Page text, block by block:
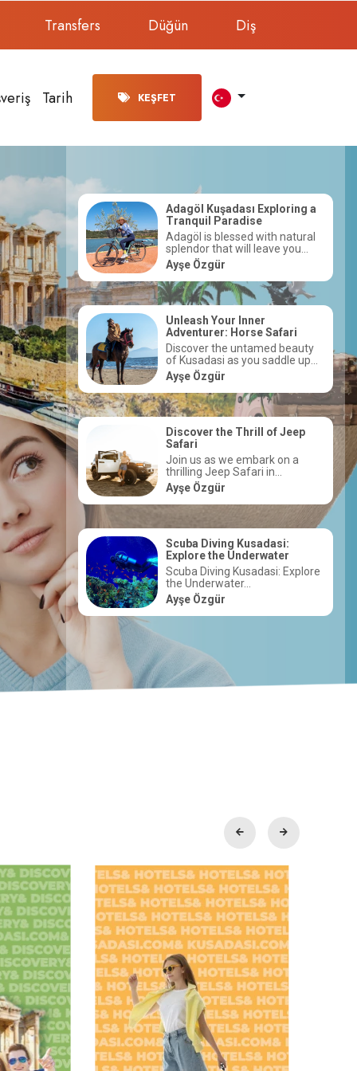
Transfers Düğün Diş
Tarih KEŞFET
a
up...
a
Explore
Discover the Enchanting
Underwater
For those with a passion for
exploring...
Rüştü Kirman
Exploring the Depths:
Underwater Sports in
Kusadasi
Kusadasi, a stunning coastal
town located on the...
Rüştü Kirman
Restaurants in Kusadasi
Kusadasi is a culinary paradise
with an abundance...
İlkan Pınar Gölcük
Market Days in Kusadasi
Every Tuesday, Wednesday, and
Friday, the town is...
İlkan Pınar Gölcük